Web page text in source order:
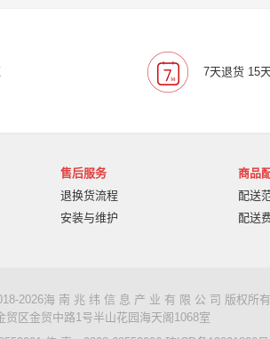
7天退货 15
售后服务
退换货流程
安装与维护
商品
配送
配送
2026海 南 兆 纬 信 息 产 业 有 限 公 司 版权所
贸区金贸中路1号半山花园海天阁1068室